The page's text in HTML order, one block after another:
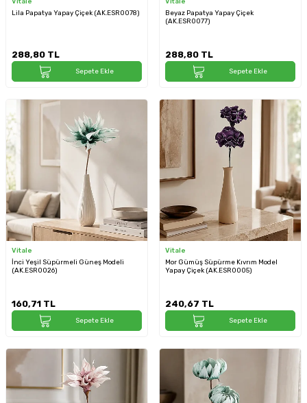
Lila Papatya Yapay Çiçek (AK.ESR0078)
288,80 TL
Sepete Ekle
Beyaz Papatya Yapay Çiçek
(AK.ESR0077)
288,80 TL
Sepete Ekle
Vitale
İnci Yeşil Süpürmeli Güneş Modeli
(AK.ESR0026)
160,71 TL
Sepete Ekle
Vitale
Mor Gümüş Süpürme Kıvrım Model
Yapay Çiçek (AK.ESR0005)
240,67 TL
Sepete Ekle